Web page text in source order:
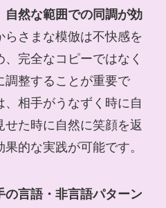
自然な範囲での同調が効
らさまな模倣は不快感を
完全なコピーではなく
調整することが重要で
相手がうなずく時に自
た時に自然に笑顔を返
的な実践が可能です。
の言語・非言語パターン